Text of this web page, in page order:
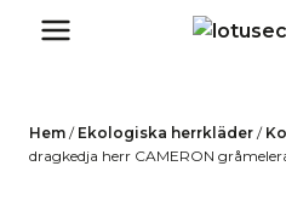
Hem / Ekologiska herrkläder /
dragkedja herr CAMERON